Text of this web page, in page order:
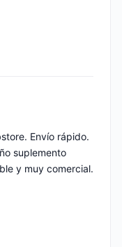
Envío rápido.
suplemento
y muy comercial.